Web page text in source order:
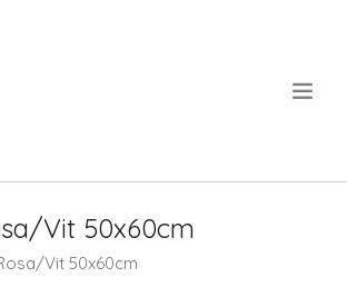
Vit 50x60cm
Vit 50x60cm